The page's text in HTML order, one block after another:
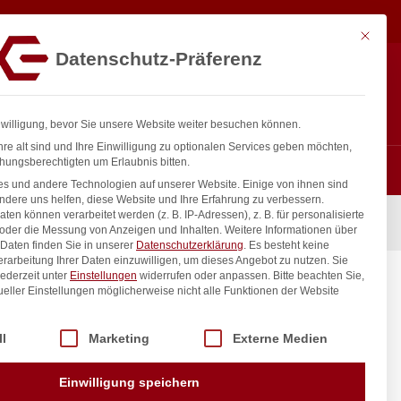
Line, GN 1/2, 2L, 325x265x(H)40mm
inkl. / exkl. MwSt.
5,05€ exkl. MwSt. In den Warenkorb
Mit
Datenschutz-Präferenz
bevor Sie unsere Website weiter besuchen können.
alt sind und Ihre Einwilligung zu optionalen Services geben möchten,
um Erlaubnis bitten.
und andere Technologien auf unserer Website. Einige von ihnen sind
uns helfen, diese Website und Ihre Erfahrung zu verbessern.
können verarbeitet werden (z. B. IP-Adressen), z. B. für personalisierte
die Messung von Anzeigen und Inhalten. Weitere Informationen über
finden Sie in unserer Datenschutzerklärung. Es besteht keine
Ihrer Daten einzuwilligen, um dieses Angebot zu nutzen. Sie
unter Einstellungen widerrufen oder anpassen. Bitte beachten Sie,
Einstellungen möglicherweise nicht alle Funktionen der Website
Service-Gruppen, für die eine Einwilligung erteilt werden kann.
Marketing Externe Medien
Einwilligung speichern